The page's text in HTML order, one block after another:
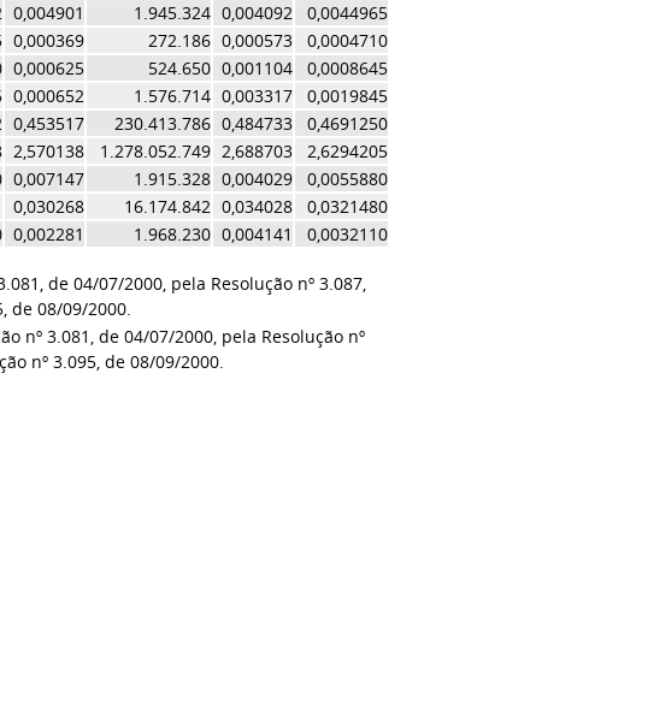
0,004901 1.945.324 0,004092
0,0044965
0,000369 272.186 0,000573
0,0004710
0,000625 524.650 0,001104
0,0008645
0,000652 1.576.714 0,003317
0,0019845
0,453517 230.413.786 0,484733
0,4691250
2,570138 1.278.052.749 2,688703
2,6294205
0,007147 1.915.328 0,004029
0,0055880
0,030268 16.174.842 0,034028
0,0321480
0,002281 1.968.230 0,004141 0,0032110
de 04/07/2000, pela Resolução nº 3.087,
de 08/09/2000.
nº 3.081, de 04/07/2000, pela Resolução nº
nº 3.095, de 08/09/2000.